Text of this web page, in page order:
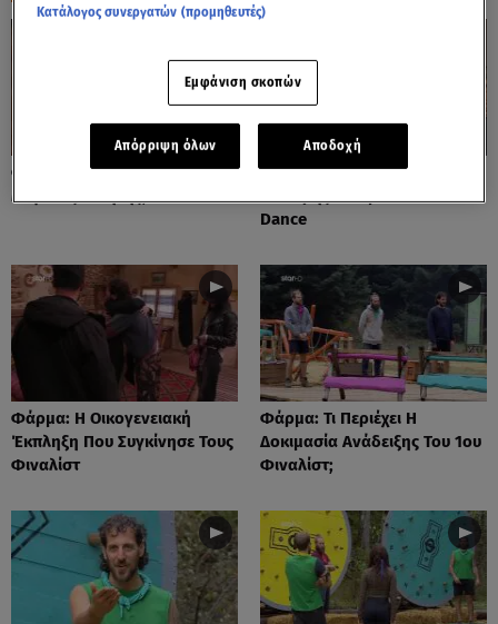
Φάρμα: Πώς Θα Προκύψει Ο
Μεγάλος Νικητής;
Φάρμα: Δημήτρης Και
Λευτέρης Έτοιμοι Για Το Last
Dance
Φάρμα: Η Οικογενειακή
Έκπληξη Που Συγκίνησε Τους
Φιναλίστ
Φάρμα: Τι Περιέχει Η
Δοκιμασία Ανάδειξης Του 1ου
Φιναλίστ;
Κατάλογος συνεργατών (προμηθευτές)
Εμφάνιση σκοπών
Απόρριψη όλων Αποδοχή